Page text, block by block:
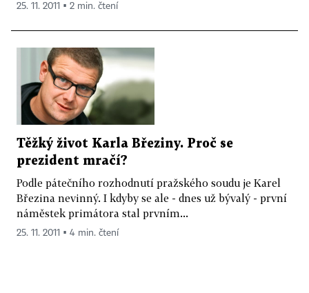
25. 11. 2011 ▪ 2 min. čtení
Těžký život Karla Březiny. Proč se
prezident mračí?
Podle pátečního rozhodnutí pražského soudu je Karel
Březina nevinný. I kdyby se ale - dnes už bývalý - první
náměstek primátora stal prvním...
25. 11. 2011 ▪ 4 min. čtení